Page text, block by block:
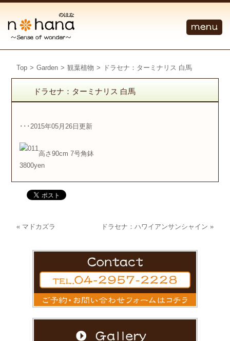
Top > Garden > 観葉植物 > ドラセナ：ターミナリス 白馬
ドラセナ：ターミナリス 白馬
･･･2015年05月26日更新
高さ90cm 7号角鉢
3800yen
« マドカズラ ドラセナ：ハワイアンサンシャイン »